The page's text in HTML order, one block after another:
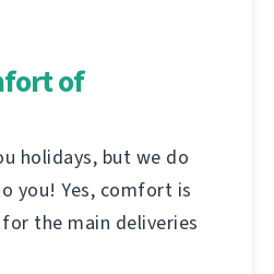
of
holidays, but we do
you! Yes, comfort is
the main deliveries